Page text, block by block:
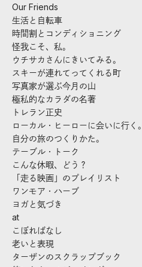
Our Friends
生活と自転車
時間割とコンディショニング
怪我こそ、私。
ウチサカさんにきいてみる。
スキーが連れてってくれる町
写真家が選ぶ今月の山
極私的なカラダの名著
トレラン正史
ローカル・ヒーローに会いに行く。
自分の旅のつくりかた。
テーブル・トーク
こんな休暇、どう？
「走る映画」のプレイリスト
ワンモア・ハーブ
ヨガと気づき
at
こぼればなし
老いと表現
ターザンのスクラップブック